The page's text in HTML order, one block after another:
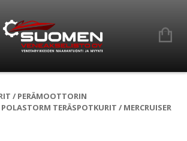
/ PERÄMOOTTORIN
POLASTORM TERÄSPOTKURIT / MERCRUISER